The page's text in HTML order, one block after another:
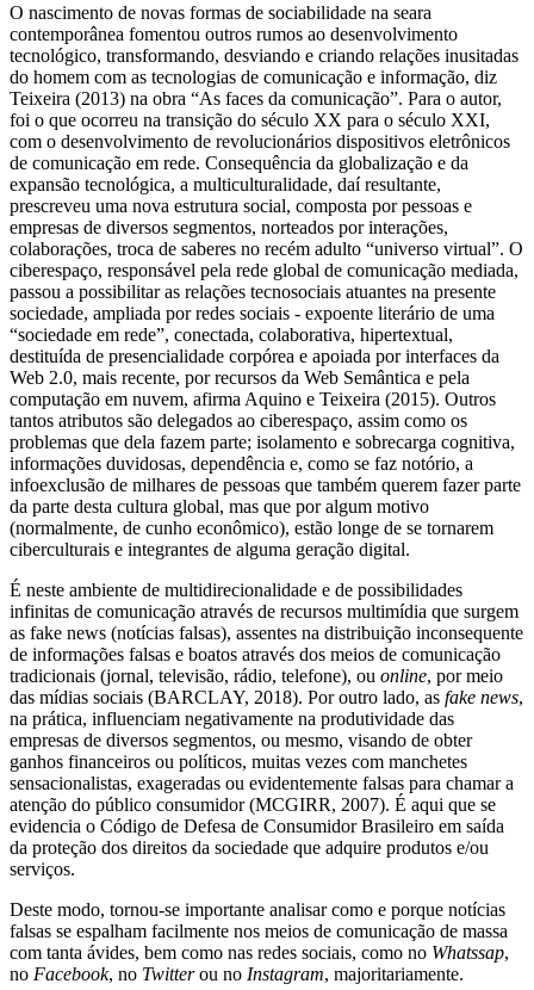
O nascimento de novas formas de sociabilidade na seara
contemporânea fomentou outros rumos ao desenvolvimento
tecnológico, transformando, desviando e criando relações inusitadas
do homem com as tecnologias de comunicação e informação, diz
Teixeira (2013) na obra “As faces da comunicação”. Para o autor,
foi o que ocorreu na transição do século XX para o século XXI,
com o desenvolvimento de revolucionários dispositivos eletrônicos
de comunicação em rede. Consequência da globalização e da
expansão tecnológica, a multiculturalidade, daí resultante,
prescreveu uma nova estrutura social, composta por pessoas e
empresas de diversos segmentos, norteados por interações,
colaborações, troca de saberes no recém adulto “universo virtual”. O
ciberespaço, responsável pela rede global de comunicação mediada,
passou a possibilitar as relações tecnosociais atuantes na presente
sociedade, ampliada por redes sociais - expoente literário de uma
“sociedade em rede”, conectada, colaborativa, hipertextual,
destituída de presencialidade corpórea e apoiada por interfaces da
Web 2.0, mais recente, por recursos da Web Semântica e pela
computação em nuvem, afirma Aquino e Teixeira (2015). Outros
tantos atributos são delegados ao ciberespaço, assim como os
problemas que dela fazem parte; isolamento e sobrecarga cognitiva,
informações duvidosas, dependência e, como se faz notório, a
infoexclusão de milhares de pessoas que também querem fazer parte
da parte desta cultura global, mas que por algum motivo
(normalmente, de cunho econômico), estão longe de se tornarem
ciberculturais e integrantes de alguma geração digital.
É neste ambiente de multidirecionalidade e de possibilidades
infinitas de comunicação através de recursos multimídia que surgem
as fake news (notícias falsas), assentes na distribuição inconsequente
de informações falsas e boatos através dos meios de comunicação
tradicionais (jornal, televisão, rádio, telefone), ou online, por meio
das mídias sociais (BARCLAY, 2018). Por outro lado, as fake news,
na prática, influenciam negativamente na produtividade das
empresas de diversos segmentos, ou mesmo, visando de obter
ganhos financeiros ou políticos, muitas vezes com manchetes
sensacionalistas, exageradas ou evidentemente falsas para chamar a
atenção do público consumidor (MCGIRR, 2007). É aqui que se
evidencia o Código de Defesa de Consumidor Brasileiro em saída
da proteção dos direitos da sociedade que adquire produtos e/ou
serviços.
Deste modo, tornou-se importante analisar como e porque notícias
falsas se espalham facilmente nos meios de comunicação de massa
com tanta ávides, bem como nas redes sociais, como no Whatssap,
no Facebook, no Twitterou no Instagram, majoritariamente.